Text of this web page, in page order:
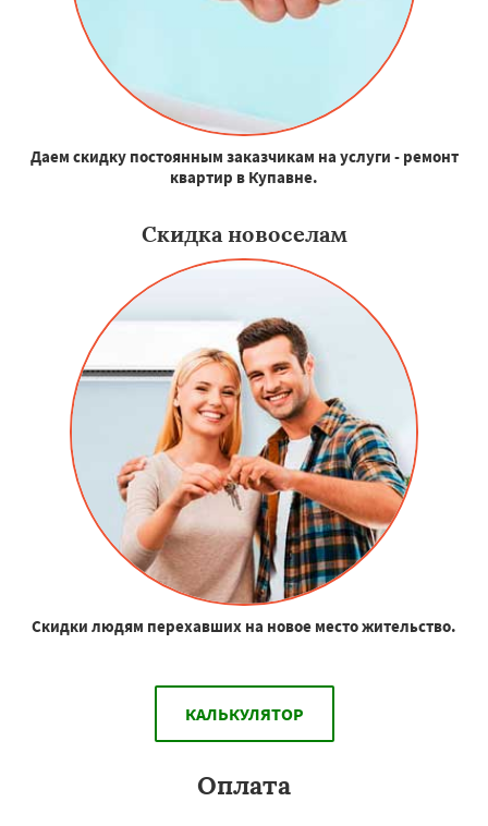
Даем скидку постоянным заказчикам на услуги - ремонт
квартир в Купавне.
Скидка новоселам
Скидки людям перехавших на новое место жительство.
КАЛЬКУЛЯТОР
Оплата